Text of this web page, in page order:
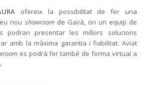
ofereix la possibilitat de fer una
nou showroomde Gavà, on un equip de
podran presentar les millors solucions
amb la màxima garantia i fiabilitat. Aviat
es podrà fer també de forma virtual a
.